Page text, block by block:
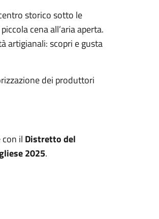
storico sotto le
cena all’aria aperta.
artigianali: scopri e gusta
dei produttori
il Distretto del
2025.